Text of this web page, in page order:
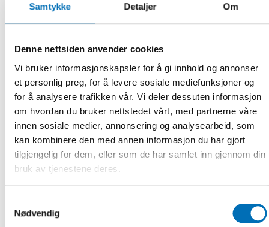
Samtykke Detaljer Om
Denne nettsiden anvender cookies
Vi bruker informasjonskapsler for å gi innhold og annonser
et personlig preg, for å levere sosiale mediefunksjoner og
for å analysere trafikken vår. Vi deler dessuten informasjon
om hvordan du bruker nettstedet vårt, med partnerne våre
innen sosiale medier, annonsering og analysearbeid, som
kan kombinere den med annen informasjon du har gjort
tilgjengelig for dem, eller som de har samlet inn gjennom din
bruk av tjenestene deres.
Nødvendig
et bedre vidensgrundlag for udvikling af indsatser og
Projektet gennemføres i samarbejde med
professor Tine Rostgaard, Institut
for Samfundsvidenskab og Erhverv, Roskilde Universitet.
En styrekomite og rådgivende gruppe med repræsentanter
for ministerier, myndigheder, kommunale
organisationer m.v. fra de nordiske lande er også tilknyttet
projektet.
kortlægning af forskning om kompetenceudvikling,
opkvalificering og omskoling i ældreplejen i de nordiske